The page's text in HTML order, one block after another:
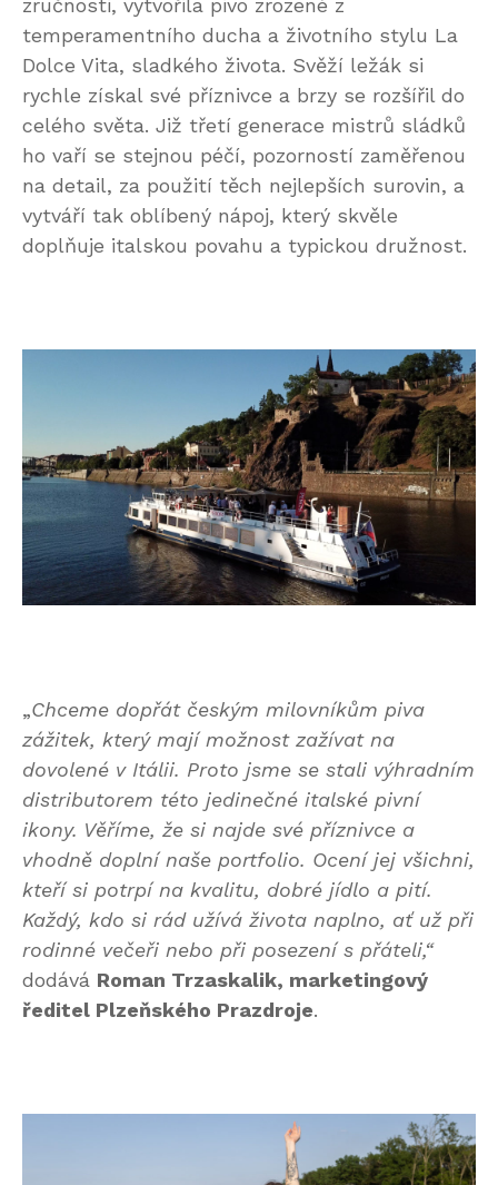
zručnosti, vytvořila pivo zrozené z
temperamentního ducha a životního stylu La
Dolce Vita, sladkého života. Svěží ležák si
rychle získal své příznivce a brzy se rozšířil do
celého světa. Již třetí generace mistrů sládků
ho vaří se stejnou péčí, pozorností zaměřenou
na detail, za použití těch nejlepších surovin, a
vytváří tak oblíbený nápoj, který skvěle
doplňuje italskou povahu a typickou družnost.
„Chceme dopřát českým milovníkům piva
zážitek, který mají možnost zažívat na
dovolené v Itálii. Proto jsme se stali výhradním
distributorem této jedinečné italské pivní
ikony. Věříme, že si najde své příznivce a
vhodně doplní naše portfolio. Ocení jej všichni,
kteří si potrpí na kvalitu, dobré jídlo a pití.
Každý, kdo si rád užívá života naplno, ať už při
rodinné večeři nebo při posezení s přáteli,“
dodává Roman Trzaskalik, marketingový
ředitel Plzeňského Prazdroje.